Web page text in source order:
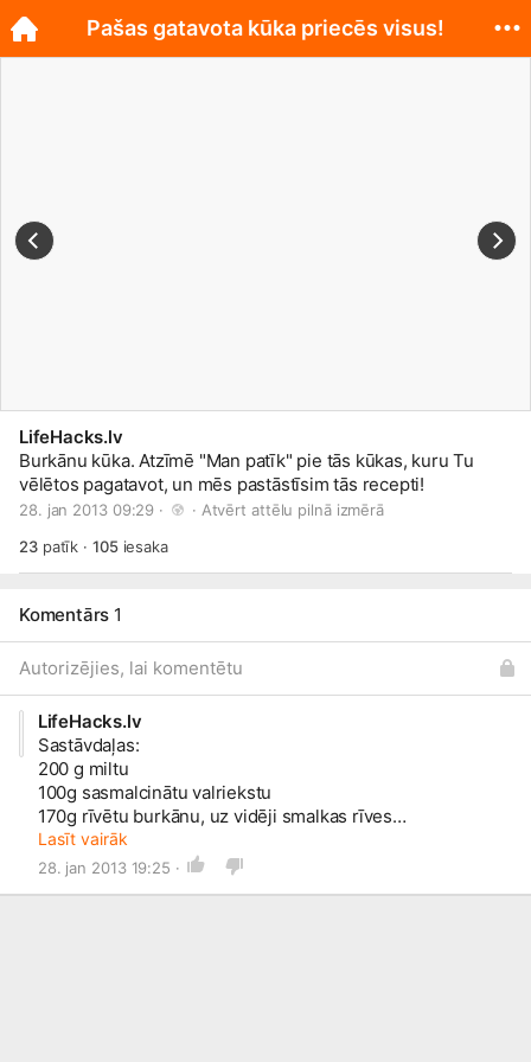
LifeHacks.lv
Burkānu kūka. Atzīmē "Man patīk" pie tās kūkas, kuru Tu
vēlētos pagatavot, un mēs pastāstīsim tās recepti!
28. jan 2013 09:29 · · Atvērt attēlu pilnā izmērā
23patīk · 105iesaka
Komentārs 1
Autorizējies, lai komentētu
LifeHacks.lv
Sastāvdaļas:
200 g miltu
100g sasmalcinātu valriekstu
170g rīvētu burkānu, uz vidēji smalkas rīves
1/2 tējkarotes sodas
nepilna tējkarote cepamā pulvera
Lasīt vairāk
28. jan 2013 19:25 ·
Pašas gatavota kūka priecēs visus!